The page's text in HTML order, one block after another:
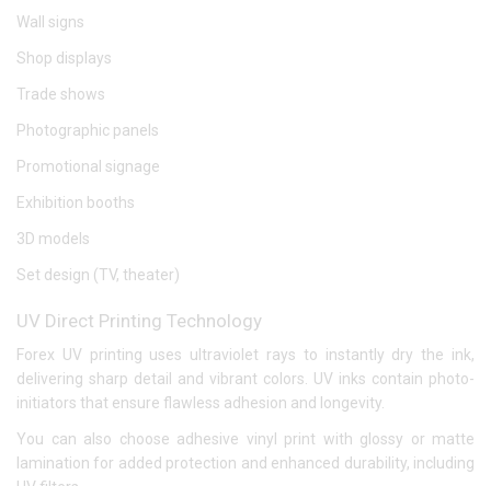
Wall signs
Shop displays
Trade shows
Photographic panels
Promotional signage
Exhibition booths
3D models
Set design (TV, theater)
UV Direct Printing Technology
Forex UV printing uses ultraviolet rays to instantly dry the ink,
delivering sharp detail and vibrant colors. UV inks contain photo-
initiators that ensure flawless adhesion and longevity.
You can also choose adhesive vinyl print with glossy or matte
lamination for added protection and enhanced durability, including